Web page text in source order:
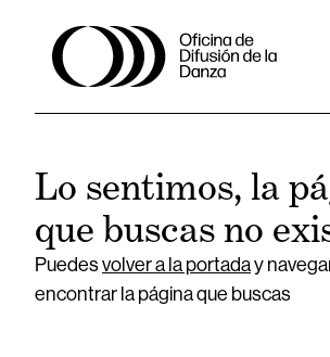
Lo sentimos, la
que buscas no
Puedesvolver a la portaday
encontrar la página que buscas